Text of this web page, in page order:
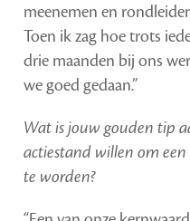
meenemen en
Toen ik zag hoe trots
drie maanden bij ons
we goed gedaan.”
Wat is jouw gouden tip
actiestand willen om
te worden?